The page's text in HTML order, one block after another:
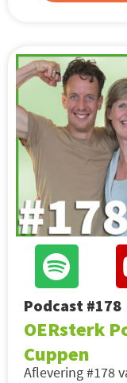
Podcast #178
OERsterk
Cuppen
Aflevering #178